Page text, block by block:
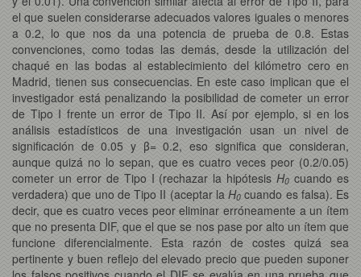
el que suelen considerarse adecuados valores iguales o menores
a 0.2, lo que nos da una potencia de prueba de 0.8. Estas
convenciones, como todas las demás, desde la utilización del
chaqué en las bodas al establecimiento del kilómetro cero en
Madrid, tienen sus consecuencias. En este caso implican que el
investigador está penalizando la posibilidad de cometer un error
de Tipo I frente un error de Tipo II. Así por ejemplo, si en los
análisis estadísticos de una investigación usan un nivel de
significación de 0.05 y β= 0.2, eso significa que consideran,
aunque quizá no lo sepan, que es cuatro veces peor (0.2/0.05)
cometer un error de Tipo I (rechazar la hipótesisH0 cuando es
verdadera) que uno de Tipo II (aceptar la H0 cuando es falsa). Es
decir, que es cuatro veces peor eliminar erróneamente a un ítem
que no presenta DIF, que el que se nos pase por alto un ítem que
funcione diferencialmente. Esta razón de costes quizá sea
pertinente y buen reflejo del elevado precio que pueden suponer